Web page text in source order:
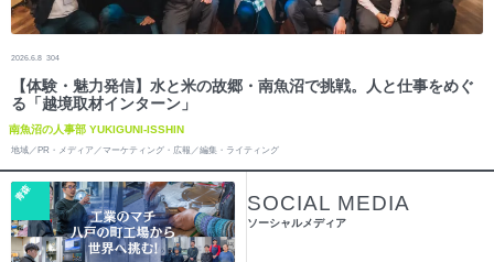
2026.6.8 304
【体験・魅力発信】水と米の故郷・南魚沼で挑戦。人と仕事をめぐ
る「越境取材インターン」
南魚沼の人事部 YUKIGUNI-ISSHIN
地域／PR・メディア／マーケティング・広報／編集・ライティング
青森 SOCIAL MEDIA
ソーシャルメディア